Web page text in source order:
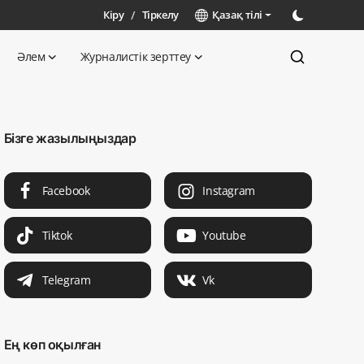
Кіру / Тіркелу Қазақ тілі
Әлем Журналистік зерттеу
Бізге жазылыңыздар
Facebook Instagram
Tiktok Youtube
Telegram Vk
Ең көп оқылған